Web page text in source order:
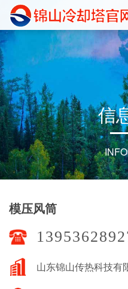
信
模压风筒
山东锦山传热科技有